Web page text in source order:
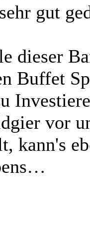
gut
dieser
Buffet
vor
kann's